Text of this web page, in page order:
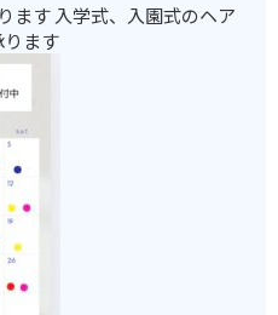
ます 入学式、入園式のヘア
ます